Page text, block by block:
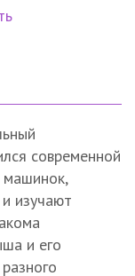
современной
изучают
и его